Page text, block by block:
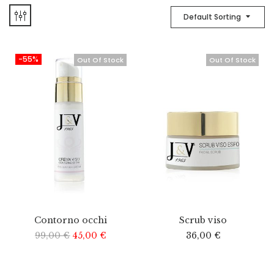
Default Sorting
-55% Out Of Stock
Contorno occhi
99,00€ 45,00 €
Out Of Stock
Scrub viso
36,00 €